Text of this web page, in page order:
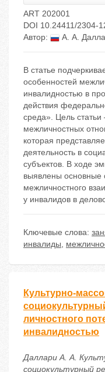
ART 202001
DOI 10.24411/2304-
Автор:
А. А.
В статье
особенностей
инвалидностью в
действия
среда». Цель
межличностных
которая
деятельность в
субъектов. В ходе
выявлены основные
межличностного
у инвалидов в
Ключевые слова:
инвалиды,
Культурно-
личностного
инвалидностью
Даллари А. А.
социокультурный